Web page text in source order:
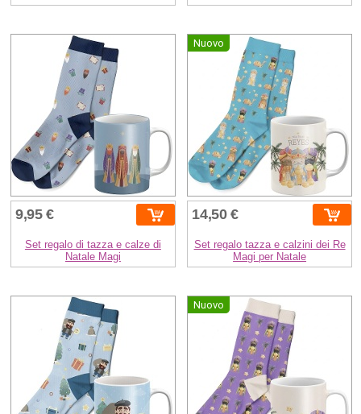
9,95 €
Set regalo di tazza e calze di
Natale Magi
Nuovo
14,50 €
Set regalo tazza e calzini dei Re
Magi per Natale
Nuovo